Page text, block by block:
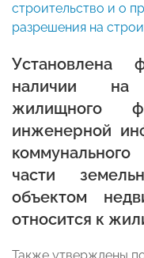
строительство и о
разрешения на
Установлена
наличии на
жилищного
инженерной
части
объектом
относится к